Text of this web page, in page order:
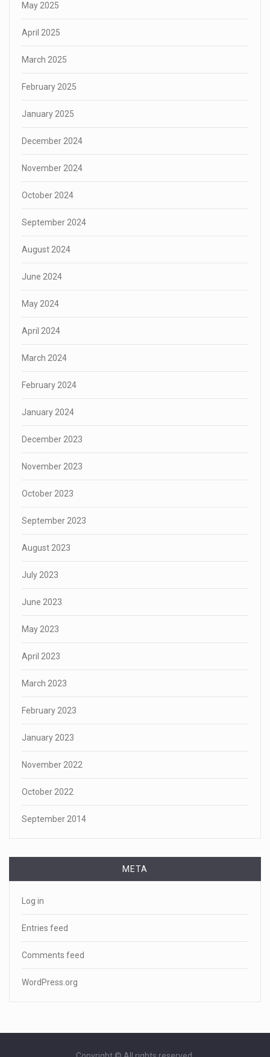
May 2025
April 2025
March 2025
February 2025
January 2025
December 2024
November 2024
October 2024
September 2024
August 2024
June 2024
May 2024
April 2024
March 2024
February 2024
January 2024
December 2023
November 2023
October 2023
September 2023
August 2023
July 2023
June 2023
May 2023
April 2023
March 2023
February 2023
January 2023
November 2022
October 2022
September 2014
META
Log in
Entries feed
Comments feed
WordPress.org